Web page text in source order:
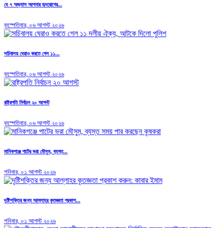
যে ৭ অভ্যাস আপনার হৃদরোগের...
বৃহস্পতিবার, ০৬ আগস্ট ২০২৬
সচিবালয় ঘেরাও করতে গেল ১১...
বৃহস্পতিবার, ০৬ আগস্ট ২০২৬
রাষ্ট্রপতি নির্বাচন ২০ আগস্ট
বৃহস্পতিবার, ০৬ আগস্ট ২০২৬
মানিকগঞ্জে পাটের ভরা মৌসুম, ব্যস্ত...
শনিবার, ০১ আগস্ট ২০২৬
দৃষ্টিশক্তির জন্য আল্লাহর কৃতজ্ঞতা প্রকাশ...
শনিবার, ০১ আগস্ট ২০২৬